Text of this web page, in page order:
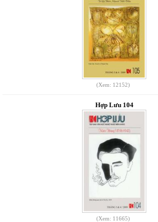
(Xem: 12152)
Hợp Lưu 104
(Xem: 11665)